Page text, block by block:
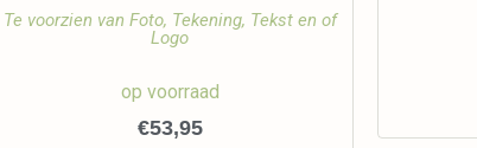
Te voorzien van Foto, Tekening, Tekst en of
Logo
op voorraad
€53,95